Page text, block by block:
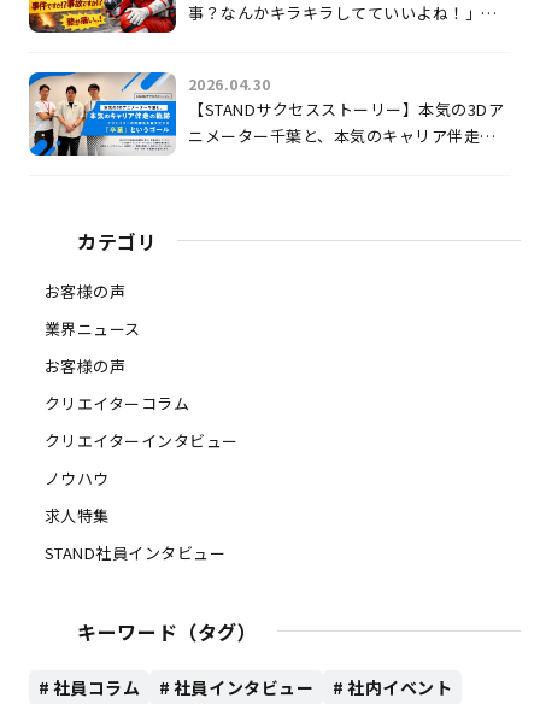
事？なんかキラキラしてていいよね！」じ
2026.04.30
【STANDサクセスストーリー】本気の3Dア
ニメーター千葉と、本気のキャリア伴走の
カテゴリ
お客様の声
業界ニュース
お客様の声
クリエイターコラム
クリエイターインタビュー
ノウハウ
求人特集
STAND社員インタビュー
キーワード（タグ）
社員コラム 社員インタビュー
社内イベント